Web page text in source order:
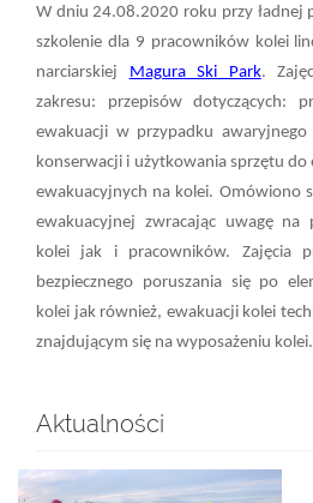
W dniu 24.08.2020 roku przy ładnej
szkolenie dla 9 pracowników kolei
narciarskiej Magura Ski Park.
zakresu: przepisów dotyczących:
ewakuacji w przypadku
konserwacji i użytkowania sprzętu do
ewakuacyjnych na kolei. Omówiono
ewakuacyjnej zwracając uwagę na
kolei jak i pracowników. Zajęcia
bezpiecznego poruszania się po
kolei jak również, ewakuacji kolei
znajdującym się na wyposażeniu kolei.
Aktualności